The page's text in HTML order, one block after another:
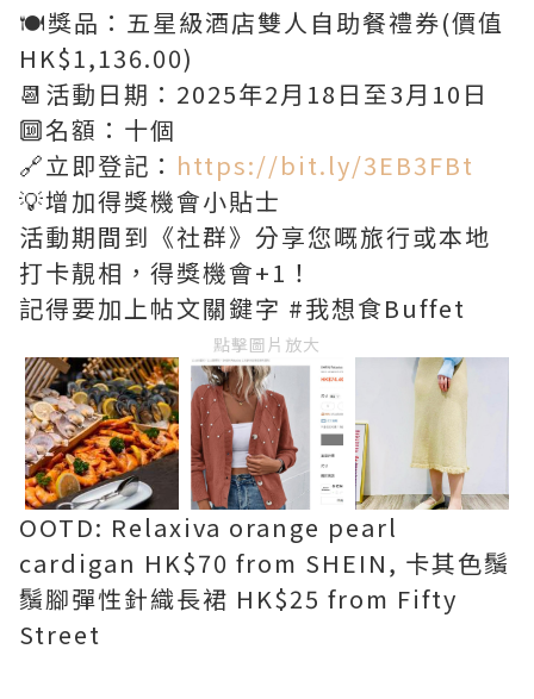
🍽️獎品：五星級酒店雙人自助餐禮券(價值
HK$1,136.00)
📆活動日期：2025年2月18日至3月10日
🔟名額：十個
🔗立即登記： https://bit.ly/3EB3FBt
💡增加得獎機會小貼士
活動期間到《社群》分享您嘅旅行或本地
打卡靚相，得獎機會+1！
記得要加上帖文關鍵字 #我想食Buffet
點擊圖片放大
OOTD: Relaxiva orange pearl
cardigan HK$70 from SHEIN, 卡其色鬚
鬚腳彈性針織長裙 HK$25 from Fifty
Street